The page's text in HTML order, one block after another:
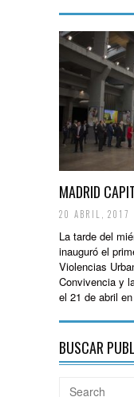
MADRID
20 ABRIL, 2017
La tarde del
inauguró el
Violencias
Convivencia y
el 21 de abril
BUSCAR